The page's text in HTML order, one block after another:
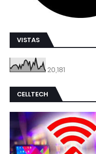
VISTAS
20,181
CELLTECH